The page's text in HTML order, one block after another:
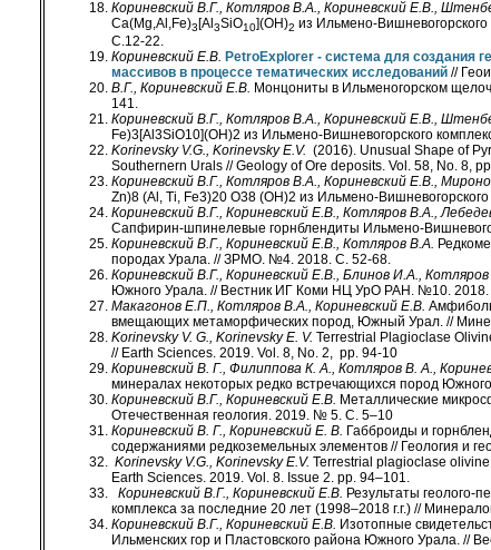
Кориневский В.Г., Котляров В.А., Кориневский Е.В.,
Ca(Mg,Al,Fe)3[Al 3SiO10](OH)2 из Ильмено-
С.12-22.
Кориневский Е.В. PetroExplorer - система для создания
массивов в процессе тематических исследований //
В.Г., Кориневский Е.В. Монцониты в Ильменогорском
141.
Кориневский В.Г., Котляров В.А., Кориневский Е.В.,
Fe)3[Al3SiO10](OH)2 из Ильмено-Вишневогорского
Korinevsky V.G., Korinevsky E.V. (2016). Unusual Shape of
Southernern Urals // Geology of Ore deposits. Vol. 58, No. 8,
Кориневский В.Г., Котляров В.А., Кориневский Е.В.,
Zn)8 (Al, Ti, Fe3)20 O38 (OH)2 из Ильмено-
Кориневский В.Г., Кориневский Е.В., Котляров В.А.,
Сапфирин-шпинелевые горнблендиты Ильмено-
Кориневский В.Г., Кориневский Е.В., Котляров В.А.
породах Урала. // ЗРМО. №4. 2018. С. 52-68.
Кориневский В.Г., Кориневский Е.В., Блинов И.А.,
Южного Урала. // Вестник ИГ Коми НЦ УрО РАН. №10. 2018.
Макагонов Е.П., Котляров В.А., Кориневский Е.В.
вмещающих метаморфических пород, Южный Урал. //
Korinevsky V. G., Korinevsky E. V. Terrestrial Plagioclase
// Earth Sciences. 2019. Vol. 8, No. 2, pp. 94-10
Кориневский В. Г., Филиппова К. А., Котляров В. А.,
минералах некоторых редкo встречающихся пород
Кориневский В.Г., Кориневский Е.В. Металлические
Отечественная геология. 2019. № 5. С. 5–10
Кориневский В. Г., Кориневский Е. В. Габброиды и
содержаниями редкоземельных элементов // Геология и
Korinevsky V.G., Korinevsky E.V. Terrestrial plagioclase
Earth Sciences. 2019. Vol. 8. Issue 2. pp. 94–101.
Кориневский В.Г., Кориневский Е.В. Результаты геолого-
комплекса за последние 20 лет (1998–2018 г.г.) //
Кориневский В.Г., Кориневский Е.В. Изотопные
Ильменских гор и Пластовского района Южного Урала. //